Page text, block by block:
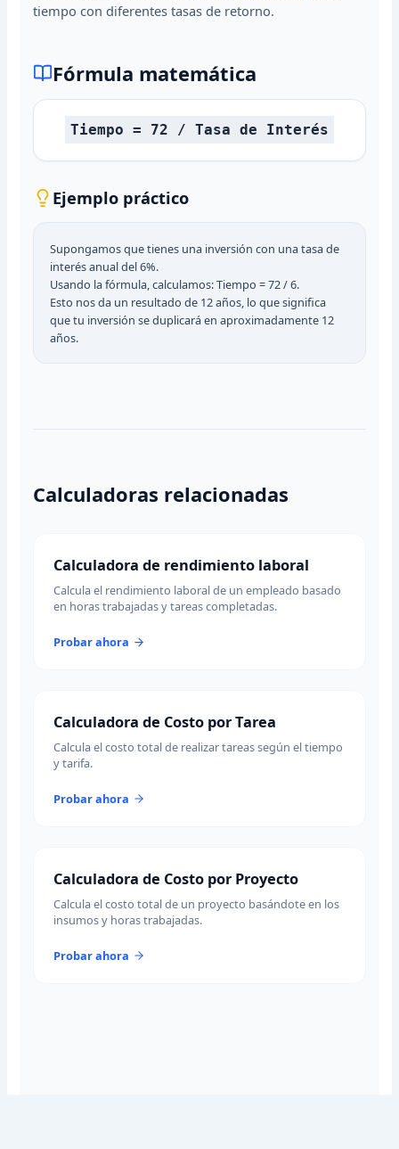
tiempo con diferentes tasas de retorno.
Fórmula matemática
Tiempo = 72 / Tasa de Interés
Ejemplo práctico
Supongamos que tienes una inversión con una tasa de
interés anual del 6%.
Usando la fórmula, calculamos: Tiempo = 72 / 6.
Esto nos da un resultado de 12 años, lo que significa
que tu inversión se duplicará en aproximadamente 12
años.
Calculadoras relacionadas
Calculadora de rendimiento laboral
Calcula el rendimiento laboral de un empleado basado
en horas trabajadas y tareas completadas.
Probar ahora
Calculadora de Costo por Tarea
Calcula el costo total de realizar tareas según el tiempo
y tarifa.
Probar ahora
Calculadora de Costo por Proyecto
Calcula el costo total de un proyecto basándote en los
insumos y horas trabajadas.
Probar ahora